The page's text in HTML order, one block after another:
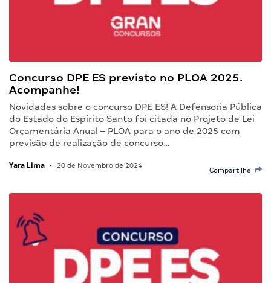
Concurso DPE ES previsto no PLOA 2025.
Acompanhe!
Novidades sobre o concurso DPE ES! A Defensoria Pública
do Estado do Espírito Santo foi citada no Projeto de Lei
Orçamentária Anual – PLOA para o ano de 2025 com
previsão de realização de concurso…
Yara Lima • 20 de Novembro de 2024
Compartilhe